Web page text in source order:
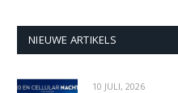
NIEUWE ARTIKELS
10 JULI, 2026